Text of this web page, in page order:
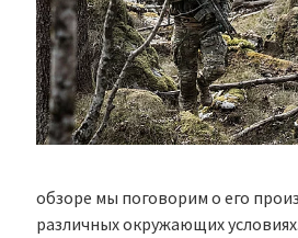
обзоре мы поговорим о его
различных окружающих